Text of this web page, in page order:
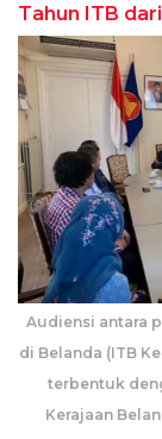
Tahun ITB
Audiensi antara
di Belanda (ITB
terbentuk
Kerajaan